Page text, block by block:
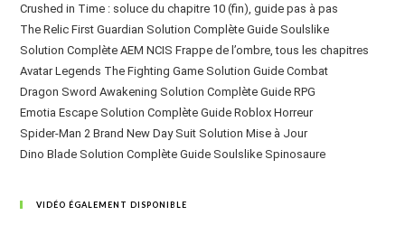
Crushed in Time : soluce du chapitre 10 (fin), guide pas à pas
The Relic First Guardian Solution Complète Guide Soulslike
Solution Complète AEM NCIS Frappe de l’ombre, tous les chapitres
Avatar Legends The Fighting Game Solution Guide Combat
Dragon Sword Awakening Solution Complète Guide RPG
Emotia Escape Solution Complète Guide Roblox Horreur
Spider-Man 2 Brand New Day Suit Solution Mise à Jour
Dino Blade Solution Complète Guide Soulslike Spinosaure
VIDÉO ÉGALEMENT DISPONIBLE